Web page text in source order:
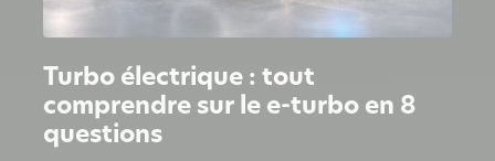
Turbo électrique : tout
comprendre sur le e-turbo en 8
questions